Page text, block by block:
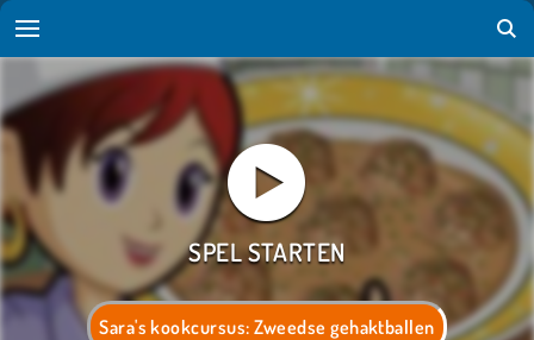
Sara's kookcursus: Zweedse gehaktballen